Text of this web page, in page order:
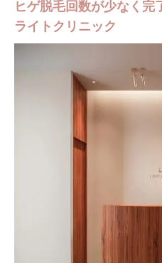
ヒゲ脱毛回数が少なく完
ライトクリニック